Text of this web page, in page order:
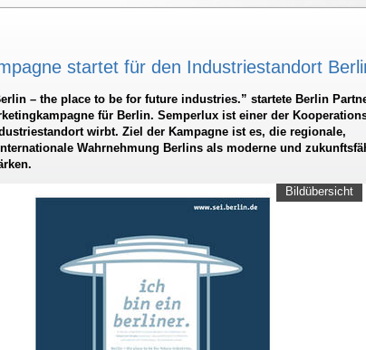
startet für den Industriestandort
– the place to be for future industries.” startete Berlin
für Berlin. Semperlux ist einer der
wirbt. Ziel der Kampagne ist es, die regionale,
Wahrnehmung Berlins als moderne und
Bildübersicht